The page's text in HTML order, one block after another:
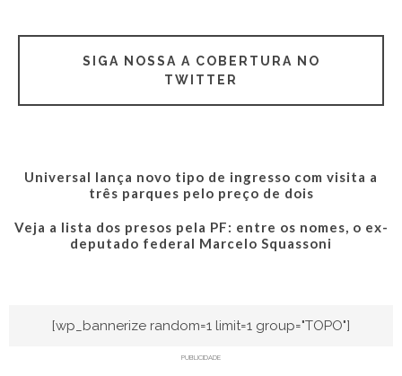
SIGA NOSSA A COBERTURA NO
TWITTER
Universal lança novo tipo de ingresso com visita a
três parques pelo preço de dois
Veja a lista dos presos pela PF: entre os nomes, o ex-
deputado federal Marcelo Squassoni
[wp_bannerize random=1 limit=1 group="TOPO"]
PUBLICIDADE